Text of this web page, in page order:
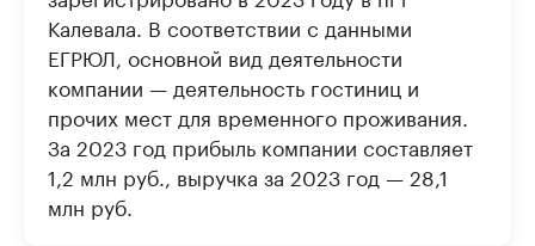
Калевала. В соответствии с данными
ЕГРЮЛ, основной вид деятельности
компании — деятельность гостиниц и
прочих мест для временного проживания.
За 2023 год прибыль компании составляет
1,2 млн руб., выручка за 2023 год — 28,1
млн руб.